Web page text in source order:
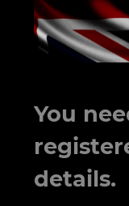
You
details.